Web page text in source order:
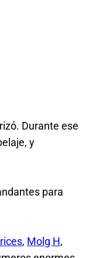
Durante ese
y
para
, Molg H,